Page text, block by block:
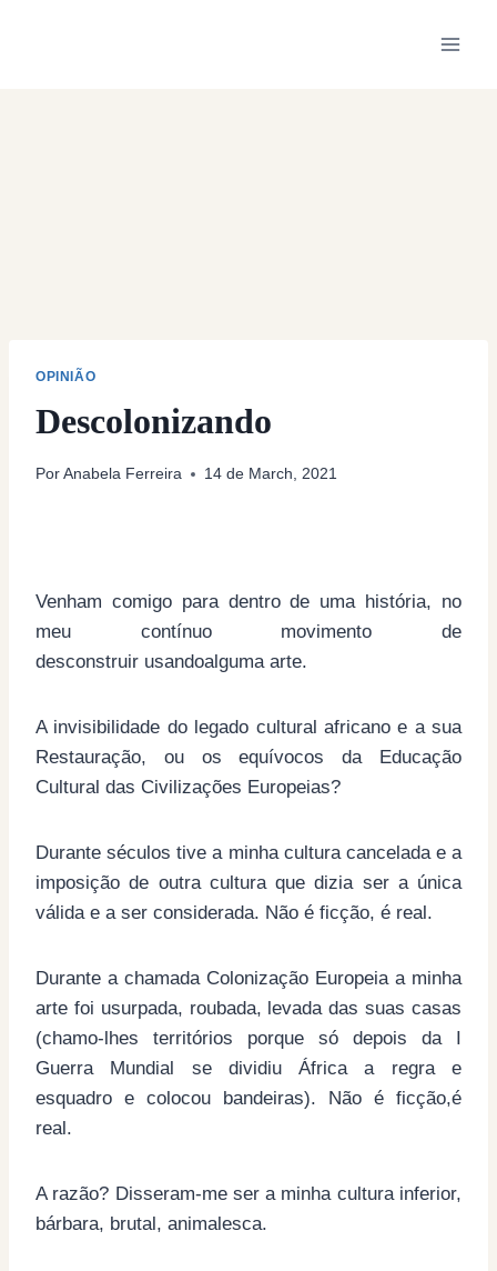
OPINIÃO
Descolonizando
Por Anabela Ferreira 14 de March, 2021
Venham comigo para dentro de uma história, no
meu contínuo movimento de
desconstruir usandoalguma arte.
A invisibilidade do legado cultural africano e a sua
Restauração, ou os equívocos da Educação
Cultural das Civilizações Europeias?
Durante séculos tive a minha cultura cancelada e a
imposição de outra cultura que dizia ser a única
válida e a ser considerada. Não é ficção, é real.
Durante a chamada Colonização Europeia a minha
arte foi usurpada, roubada, levada das suas casas
(chamo-lhes territórios porque só depois da I
Guerra Mundial se dividiu África a regra e
esquadro e colocou bandeiras). Não é ficção,é
real.
A razão? Disseram-me ser a minha cultura inferior,
bárbara, brutal, animalesca.